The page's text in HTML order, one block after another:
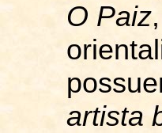
O Paiz
artista